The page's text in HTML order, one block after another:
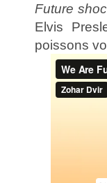
Future
Elvis
poissons